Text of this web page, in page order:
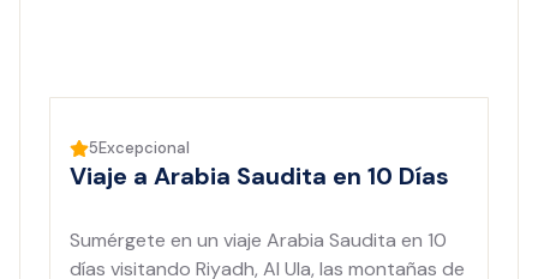
5Excepcional
Viaje a Arabia Saudita en 10 Días
Sumérgete en un viaje Arabia Saudita en 10
días visitando Riyadh, Al Ula, las montañas de